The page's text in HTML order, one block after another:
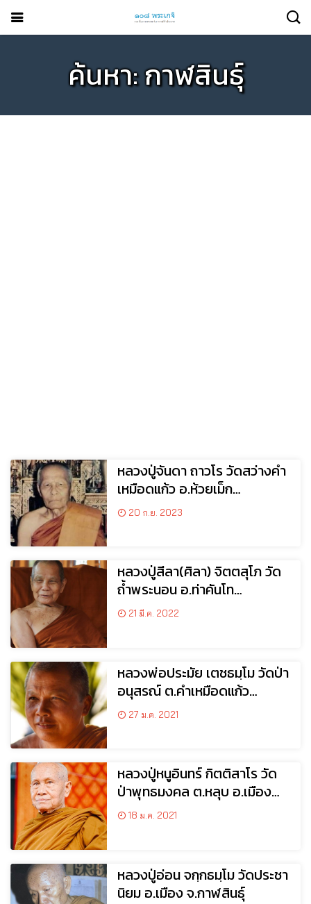
ค้นหา: กาฬสินธุ์
หลวงปู่จันดา ถาวโร วัดสว่างคำ
เหมือดแก้ว อ.ห้วยเม็ก
จ.กาฬสินธุ์
20 ก.ย. 2023
หลวงปู่สีลา(ศิลา) จิตตสุโภ วัด
ถ้ำพระนอน อ.ท่าคันโท
จ.กาฬสินธุ์
21 มี.ค. 2022
หลวงพ่อประมัย เตชธมฺโม วัดป่า
อนุสรณ์ ต.คำเหมือดแก้ว
อ.ห้วยเม็ก จ.กาฬสินธุ์
27 ม.ค. 2021
หลวงปู่หนูอินทร์ กิตติสาโร วัด
ป่าพุทธมงคล ต.หลุบ อ.เมือง
จ.กาฬสินธุ์
18 ม.ค. 2021
หลวงปู่อ่อน จกฺกธมฺโม วัดประชา
นิยม อ.เมือง จ.กาฬสินธุ์